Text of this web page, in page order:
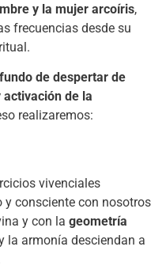
y la mujer arcoíris,
frecuencias desde su
de despertar de
de la
realizaremos:
vivenciales
y consciente con nosotros
y con la geometría
la armonía desciendan a